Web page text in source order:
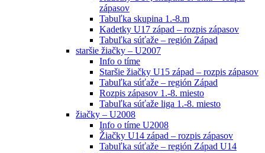
zápasov
Tabuľka skupina 1.-8.m
Kadetky U17 západ – rozpis zápasov
Tabuľka súťaže – región Západ
staršie žiačky – U2007
Info o tíme
Staršie žiačky U15 západ – rozpis zápasov
Tabuľka súťaže – región Západ
Rozpis zápasov 1.-8. miesto
Tabuľka súťaže liga 1.-8. miesto
žiačky – U2008
Info o tíme U2008
Žiačky U14 západ – rozpis zápasov
Tabuľka súťaže – región Západ U14